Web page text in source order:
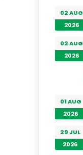
02 AUG
2026
02 AUG
2026
01 AUG
2026
29 JUL
2026